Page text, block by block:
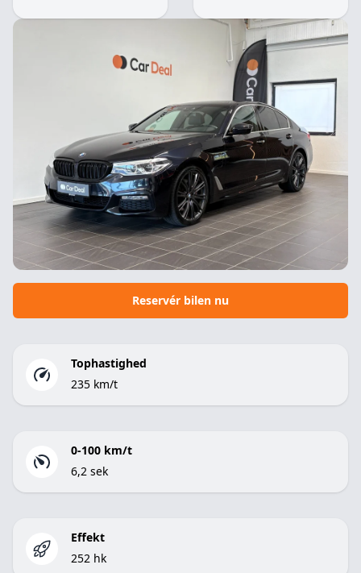
Reservér bilen nu
Tophastighed
235 km/t
0-100 km/t
6,2 sek
Effekt
252 hk